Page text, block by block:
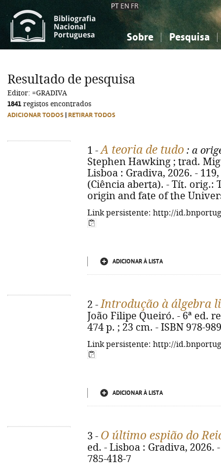
PT EN FR
Sobre Pesquisa
Ciências sociais...
Ciências sociais...
Resultado de pesquisa
Editor: =GRADIVA
1841 registos encontrados
ADICIONAR TODOS RETIRAR TODOS
1 -A teoria de tudo : a
Stephen Hawking ; trad.
Lisboa : Gradiva, 2026. -
(Ciência aberta). - Tít.
origin and fate of the
Link persistente: http://
ADICIONAR À LISTA
2 -Introdução à álgebra
João Filipe Queiró. - 6ª ed.
474 p. ; 23 cm. - ISBN 978-
Link persistente: http://
ADICIONAR À LISTA
3 - O último espião do
ed. - Lisboa : Gradiva, 2026.
785-418-7